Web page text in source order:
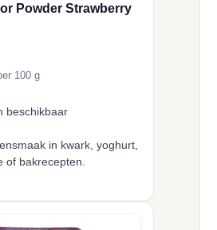
Powder Strawberry
100 g
beschikbaar
in kwark, yoghurt,
of bakrecepten.